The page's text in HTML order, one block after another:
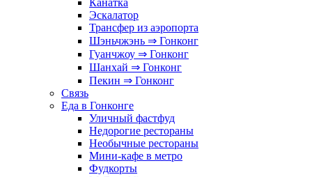
Эскалатор
Трансфер из аэропорта
Шэньчжэнь ⇒ Гонконг
Гуанчжоу ⇒ Гонконг
Шанхай ⇒ Гонконг
Пекин ⇒ Гонконг
Связь
Еда в Гонконге
Уличный фастфуд
Недорогие рестораны
Необычные рестораны
Мини-кафе в метро
Фудкорты